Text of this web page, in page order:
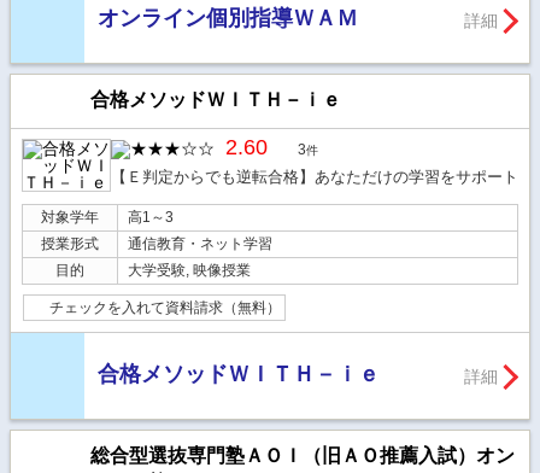
オンライン個別指導ＷＡＭ 詳細
合格メソッドＷＩＴＨ－ｉｅ
2.60 3件
【Ｅ判定からでも逆転合格】あなただけの学習をサポート
対象学年
高1～3
授業形式
通信教育・ネット学習
目的
大学受験, 映像授業
チェックを入れて資料請求（無料）
合格メソッドＷＩＴＨ－ｉｅ 詳細
総合型選抜専門塾ＡＯＩ（旧ＡＯ推薦入試）オン